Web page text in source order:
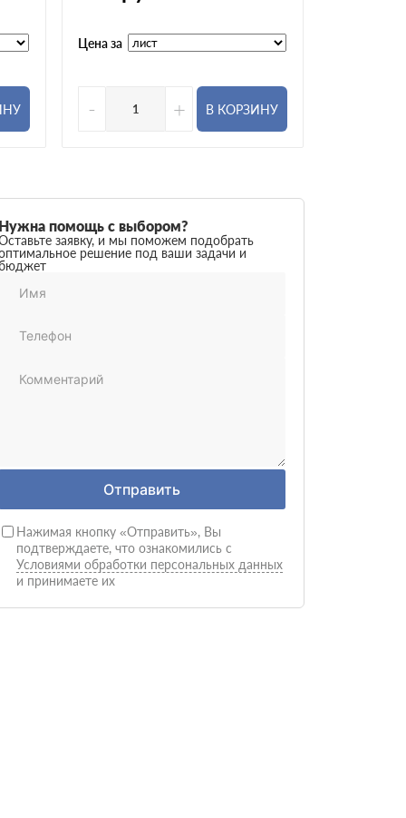
Цена за
- + В КОРЗИНУ
Нужна помощь с выбором?
заявку, и мы поможем подобрать
решение под ваши задачи и
Отправить
Нажимая кнопку «Отправить», Вы
подтверждаете, что ознакомились с
Условиями обработки персональных данных
и принимаете их